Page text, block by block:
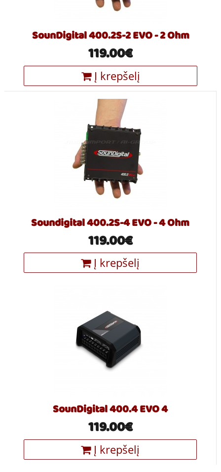
SounDigital 400.2S-2 EVO - 2 Ohm
119.00€
Į krepšelį
Soundigital 400.2S-4 EVO - 4 Ohm
119.00€
Į krepšelį
SounDigital 400.4 EVO 4
119.00€
Į krepšelį